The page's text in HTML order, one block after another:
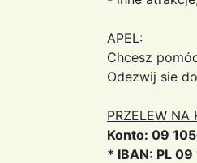
APEL:
Chcesz
Odezwij sie
PRZELEW NA
Konto: 09
* IBAN: PL